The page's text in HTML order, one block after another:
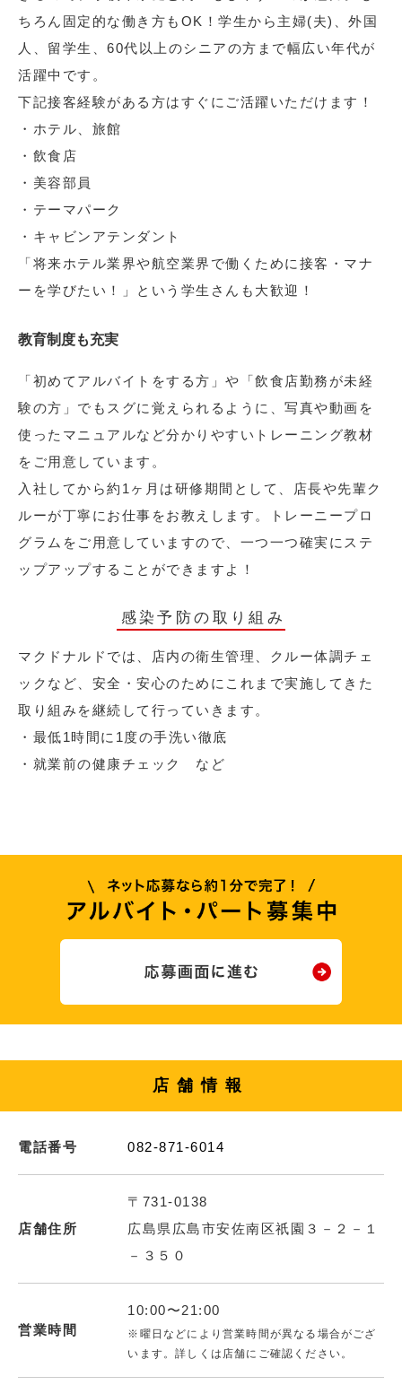
ちろん固定的な働き方もOK！学生から主婦(夫)、外国
人、留学生、60代以上のシニアの方まで幅広い年代が
活躍中です。
下記接客経験がある方はすぐにご活躍いただけます！
・ホテル、旅館
・飲食店
・美容部員
・テーマパーク
・キャビンアテンダント
「将来ホテル業界や航空業界で働くために接客・マナ
ーを学びたい！」という学生さんも大歓迎！
教育制度も充実
「初めてアルバイトをする方」や「飲食店勤務が未経
験の方」でもスグに覚えられるように、写真や動画を
使ったマニュアルなど分かりやすいトレーニング教材
をご用意しています。
入社してから約1ヶ月は研修期間として、店長や先輩ク
ルーが丁寧にお仕事をお教えします。トレーニープロ
グラムをご用意していますので、一つ一つ確実にステ
ップアップすることができますよ！
感染予防の取り組み
マクドナルドでは、店内の衛生管理、クルー体調チェ
ックなど、安全・安心のためにこれまで実施してきた
取り組みを継続して行っていきます。
・最低1時間に1度の手洗い徹底
・就業前の健康チェック など
店舗情報
電話番号 082-871-6014
店舗住所
〒731-0138
広島県広島市安佐南区祇園３－２－１
－３５０
営業時間
10:00〜21:00
※曜日などにより営業時間が異なる場合がござ
います。詳しくは店舗にご確認ください。